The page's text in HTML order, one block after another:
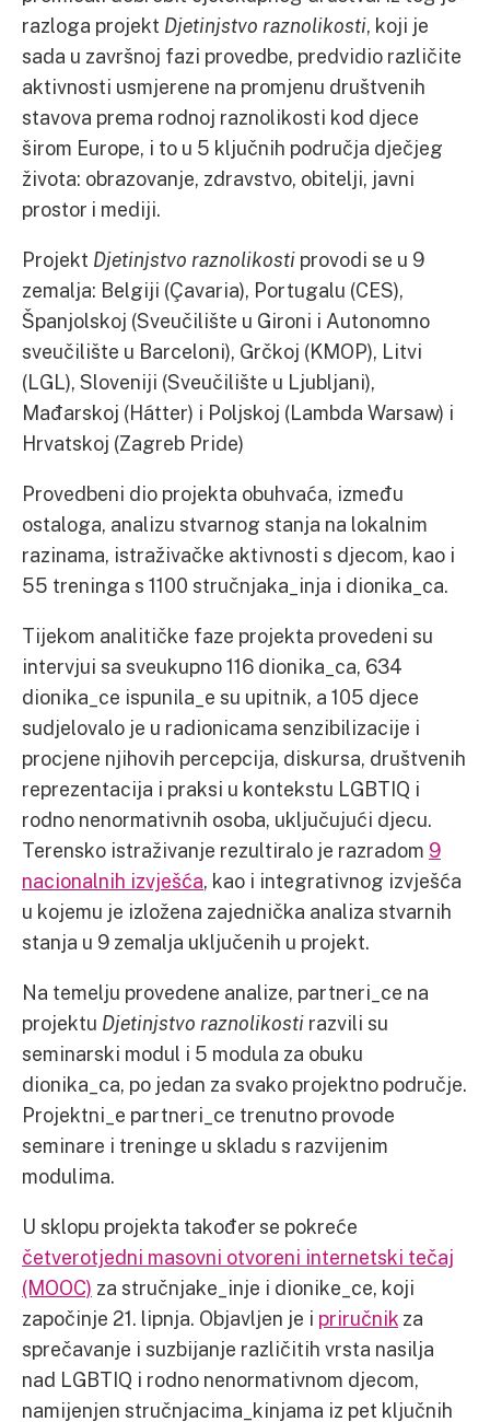
razloga projekt Djetinjstvo raznolikosti, koji je
sada u završnoj fazi provedbe, predvidio različite
aktivnosti usmjerene na promjenu društvenih
stavova prema rodnoj raznolikosti kod djece
širom Europe, i to u 5 ključnih područja dječjeg
života: obrazovanje, zdravstvo, obitelji, javni
prostor i mediji.
Projekt Djetinjstvo raznolikosti provodi se u 9
zemalja: Belgiji (Çavaria), Portugalu (CES),
Španjolskoj (Sveučilište u Gironi i Autonomno
sveučilište u Barceloni), Grčkoj (KMOP), Litvi
(LGL), Sloveniji (Sveučilište u Ljubljani),
Mađarskoj (Hátter) i Poljskoj (Lambda Warsaw) i
Hrvatskoj (Zagreb Pride)
Provedbeni dio projekta obuhvaća, između
ostaloga, analizu stvarnog stanja na lokalnim
razinama, istraživačke aktivnosti s djecom, kao i
55 treninga s 1100 stručnjaka_inja i dionika_ca.
Tijekom analitičke faze projekta provedeni su
intervjui sa sveukupno 116 dionika_ca, 634
dionika_ce ispunila_e su upitnik, a 105 djece
sudjelovalo je u radionicama senzibilizacije i
procjene njihovih percepcija, diskursa, društvenih
reprezentacija i praksi u kontekstu LGBTIQ i
rodno nenormativnih osoba, uključujući djecu.
Terensko istraživanje rezultiralo je razradom 9
nacionalnih izvješća, kao i integrativnog izvješća
u kojemu je izložena zajednička analiza stvarnih
stanja u 9 zemalja uključenih u projekt.
Na temelju provedene analize, partneri_ce na
projektu Djetinjstvo raznolikosti razvili su
seminarski modul i 5 modula za obuku
dionika_ca, po jedan za svako projektno područje.
Projektni_e partneri_ce trenutno provode
seminare i treninge u skladu s razvijenim
modulima.
U sklopu projekta također se pokreće
četverotjedni masovni otvoreni internetski tečaj
(MOOC) za stručnjake_inje i dionike_ce, koji
započinje 21. lipnja. Objavljen je i priručnik za
sprečavanje i suzbijanje različitih vrsta nasilja
nad LGBTIQ i rodno nenormativnom djecom,
namijenjen stručnjacima_kinjama iz pet ključnih